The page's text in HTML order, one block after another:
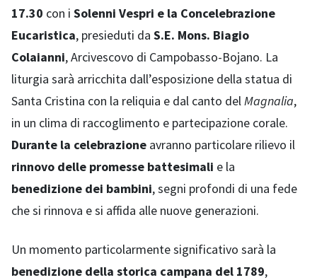
17.30 con i Solenni Vespri e la Concelebrazione
Eucaristica, presieduti da S.E. Mons. Biagio
Colaianni, Arcivescovo di Campobasso-Bojano. La
liturgia sarà arricchita dall’esposizione della statua di
Santa Cristina con la reliquia e dal canto delMagnalia,
in un clima di raccoglimento e partecipazione corale.
Durante la celebrazione avranno particolare rilievo il
rinnovo delle promesse battesimali e la
benedizione dei bambini, segni profondi di una fede
che si rinnova e si affida alle nuove generazioni.
Un momento particolarmente significativo sarà la
benedizione della storica campana del 1789,